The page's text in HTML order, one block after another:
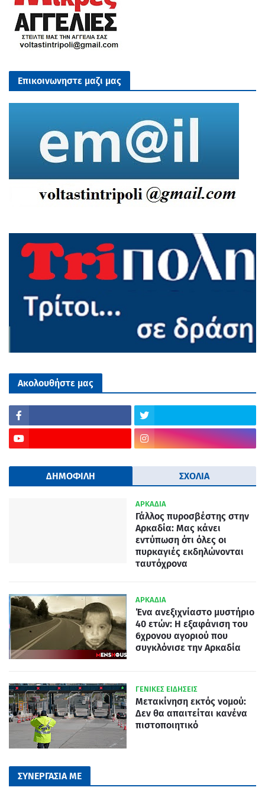
Επικοινωνηστε μαζι μας
Ακολουθήστε μας
ΔΗΜΟΦΙΛΗ ΣΧΟΛΙΑ
ΑΡΚΑΔΙΑ
Γάλλος πυροσβέστης στην
Αρκαδία: Μας κάνει
εντύπωση ότι όλες οι
πυρκαγιές εκδηλώνονται
ταυτόχρονα
ΑΡΚΑΔΙΑ
Ένα ανεξιχνίαστο μυστήριο
40 ετών: Η εξαφάνιση του
6χρονου αγοριού που
συγκλόνισε την Αρκαδία
ΓΕΝΙΚΕΣ ΕΙΔΗΣΕΙΣ
Μετακίνηση εκτός νομού:
Δεν θα απαιτείται κανένα
πιστοποιητικό
ΣΥΝΕΡΓΑΣΙΑ ΜΕ